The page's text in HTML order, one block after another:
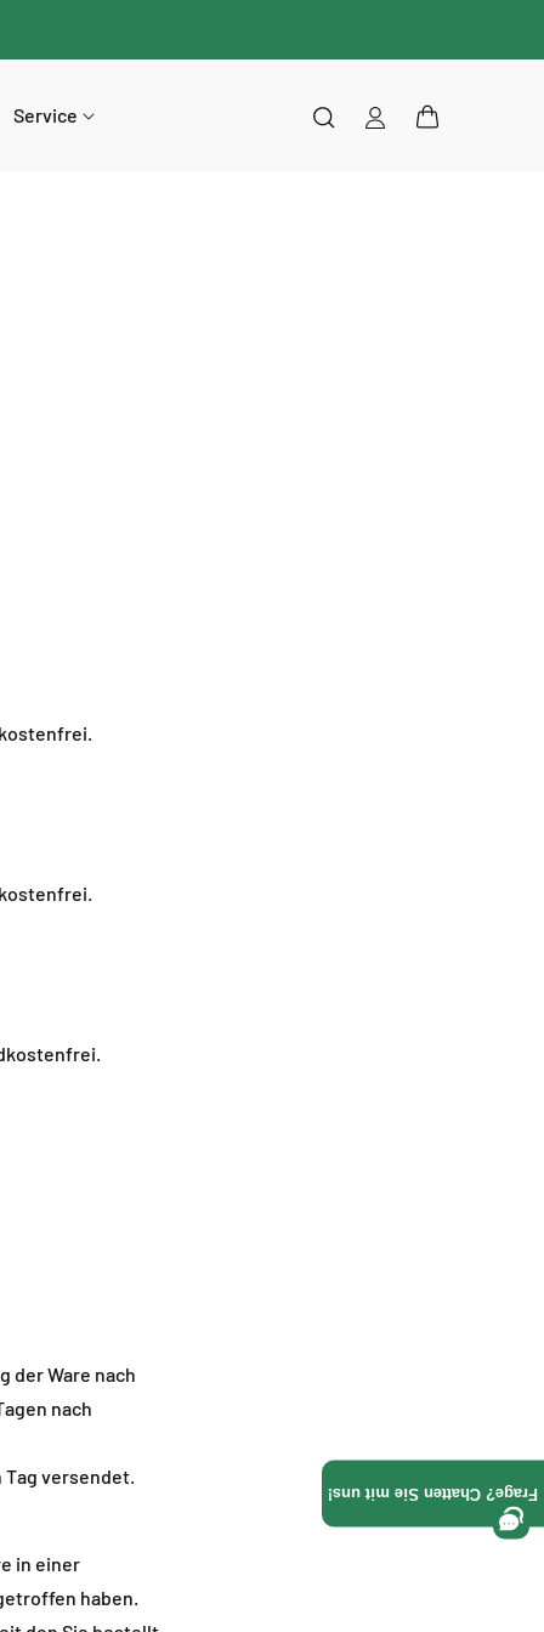
Service
EinloggenWarenkorb
der Ware nach
nach
Tag versendet.
in einer
haben.
Frage? Chatten Sie mit uns!